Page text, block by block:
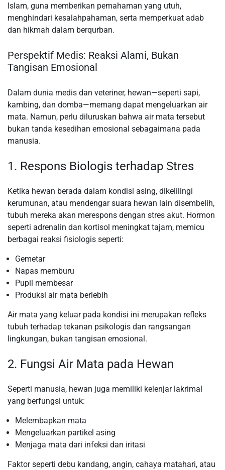
Islam, guna memberikan pemahaman yang utuh,
menghindari kesalahpahaman, serta memperkuat adab
dan hikmah dalam berqurban.
Perspektif Medis: Reaksi Alami, Bukan
Tangisan Emosional
Dalam dunia medis dan veteriner, hewan—seperti sapi,
kambing, dan domba—memang dapat mengeluarkan air
mata. Namun, perlu diluruskan bahwa air mata tersebut
bukan tanda kesedihan emosional sebagaimana pada
manusia.
1. Respons Biologis terhadap Stres
Ketika hewan berada dalam kondisi asing, dikelilingi
kerumunan, atau mendengar suara hewan lain disembelih,
tubuh mereka akan merespons dengan stres akut. Hormon
seperti adrenalin dan kortisol meningkat tajam, memicu
berbagai reaksi fisiologis seperti:
Gemetar
Napas memburu
Pupil membesar
Produksi air mata berlebih
Air mata yang keluar pada kondisi ini merupakan refleks
tubuh terhadap tekanan psikologis dan rangsangan
lingkungan, bukan tangisan emosional.
2. Fungsi Air Mata pada Hewan
Seperti manusia, hewan juga memiliki kelenjar lakrimal
yang berfungsi untuk:
Melembapkan mata
Mengeluarkan partikel asing
Menjaga mata dari infeksi dan iritasi
Faktor seperti debu kandang, angin, cahaya matahari, atau